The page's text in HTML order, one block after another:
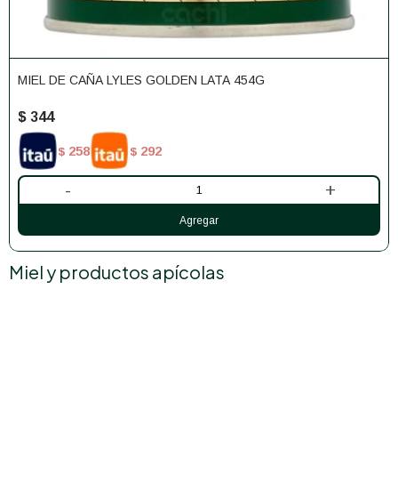
MIEL DE CAÑA LYLES GOLDEN LATA 454G
$ 344
$ 258 $ 292
- +
Miel y productos apícolas